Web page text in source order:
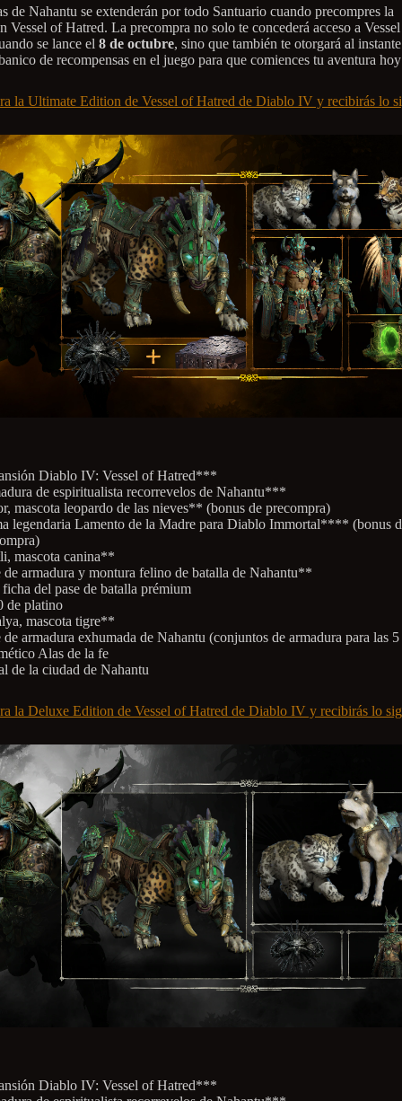
de Nahantu se extenderán por todo Santuario cuando precompres la
Vessel of Hatred. La precompra no solo te concederá acceso a
se lance el 8 de octubre, sino que también te otorgará al
de recompensas en el juego para que comiences tu aventura
la Ultimate Edition de Vessel of Hatred de Diablo IV y recibirás lo
Diablo IV: Vessel of Hatred***
de espiritualista recorrevelos de Nahantu***
mascota leopardo de las nieves** (bonus de precompra)
legendaria Lamento de la Madre para Diablo Immortal**** (bonus
mascota canina**
de armadura y montura felino de batalla de Nahantu**
del pase de batalla prémium
de platino
mascota tigre**
armadura exhumada de Nahantu (conjuntos de armadura para las 5
Alas de la fe
de la ciudad de Nahantu
la Deluxe Edition de Vessel of Hatred de Diablo IV y recibirás lo
Diablo IV: Vessel of Hatred***